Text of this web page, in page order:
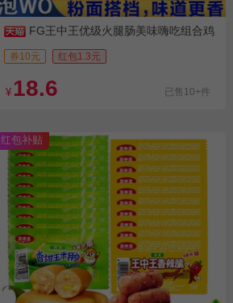
FG王中王优级火腿肠美味嗨吃组合鸡
肉肠泡面肠即食猪肉肠甜王
券10元 红包1.3元
¥ 18.6 已售10+件
红包补贴